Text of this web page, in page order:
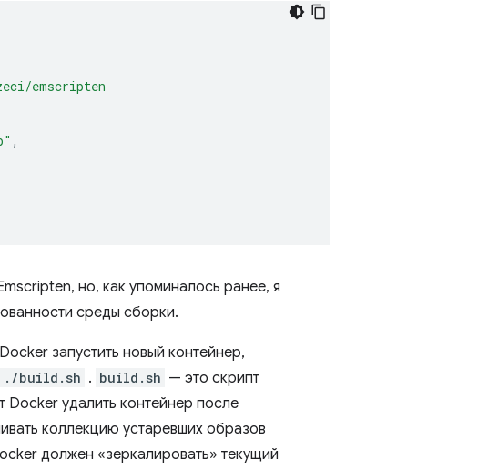
emscripten
,
но, как упоминалось ранее, я
среды сборки.
запустить новый контейнер,
./build.sh . build.sh — это скрипт
Docker удалить контейнер после
коллекцию устаревших образов
должен «зеркалировать» текущий